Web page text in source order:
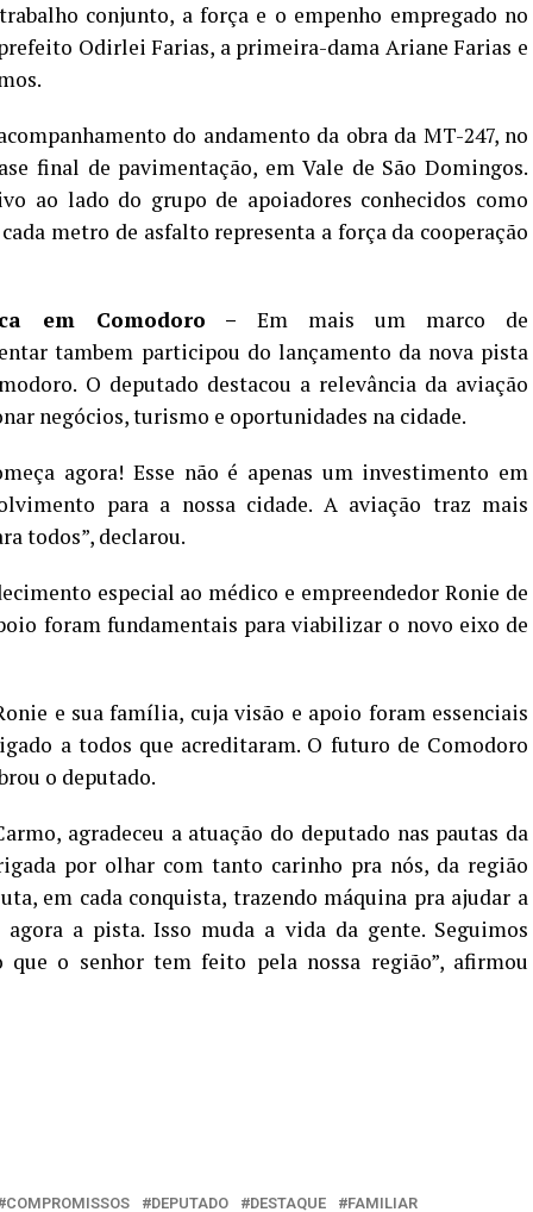
conjunto, a força e o empenho empregado no
Odirlei Farias, a primeira-dama Ariane Farias e
do andamento da obra da MT-247, no
final de pavimentação, em Vale de São Domingos.
ao lado do grupo de apoiadores conhecidos como
metro de asfalto representa a força da cooperação
em Comodoro –Em mais um marco de
tambem participou do lançamento da nova pista
O deputado destacou a relevância da aviação
negócios, turismo e oportunidades na cidade.
agora! Esse não é apenas um investimento em
para a nossa cidade. A aviação traz mais
todos”, declarou.
especial ao médico e empreendedor Ronie de
foram fundamentais para viabilizar o novo eixo de
e sua família, cuja visão e apoio foram essenciais
a todos que acreditaram. O futuro de Comodoro
o deputado.
agradeceu a atuação do deputado nas pautas da
por olhar com tanto carinho pra nós, da região
em cada conquista, trazendo máquina pra ajudar a
a pista. Isso muda a vida da gente. Seguimos
que o senhor tem feito pela nossa região”, afirmou
COMPROMISSOS DEPUTADO DESTAQUE FAMILIAR